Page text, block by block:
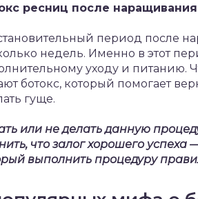
ресниц после наращивания
период после
недель. Именно в этот
уходу и питанию.
ботокс, который помогает
гуще.
или не делать данную
что залог хорошего
выполнить процедуру